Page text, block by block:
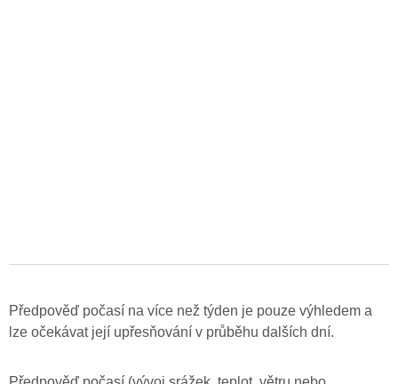
Předpověď počasí na více než týden je pouze výhledem a
lze očekávat její upřesňování v průběhu dalších dní.